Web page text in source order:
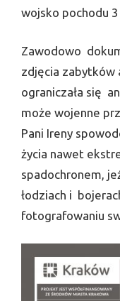
wojsko pochodu
Zawodowo
zdjęcia
ograniczała się
może wojenne
Pani Ireny
życia nawet
spadochronem,
łodziach i
fotografowaniu